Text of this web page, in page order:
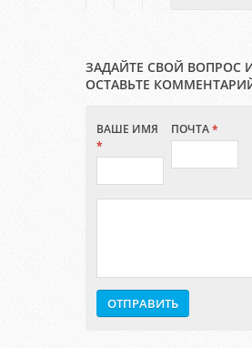
ЗАДАЙТЕ СВОЙ ВОПРОС
ОСТАВЬТЕ
ВАШЕ ИМЯ
*
ПОЧТА*